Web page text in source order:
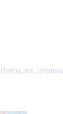
Пенза, пл. Ленина